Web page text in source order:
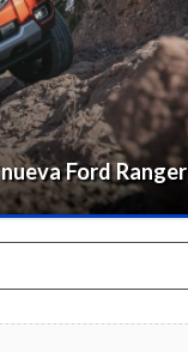
Ford Ranger